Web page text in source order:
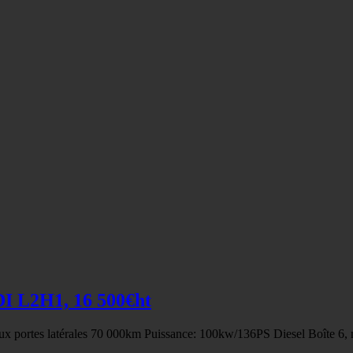
L2H1, 16 500€ht
portes latérales 70 000km Puissance: 100kw/136PS Diesel Boîte